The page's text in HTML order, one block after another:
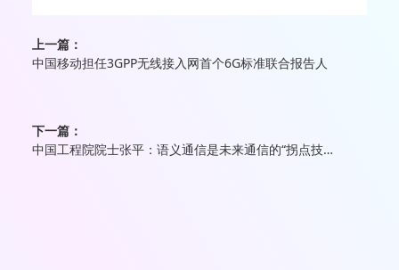
上一篇：
中国移动担任3GPP无线接入网首个6G标准联合报告人
下一篇：
中国工程院院士张平：语义通信是未来通信的“拐点技术”